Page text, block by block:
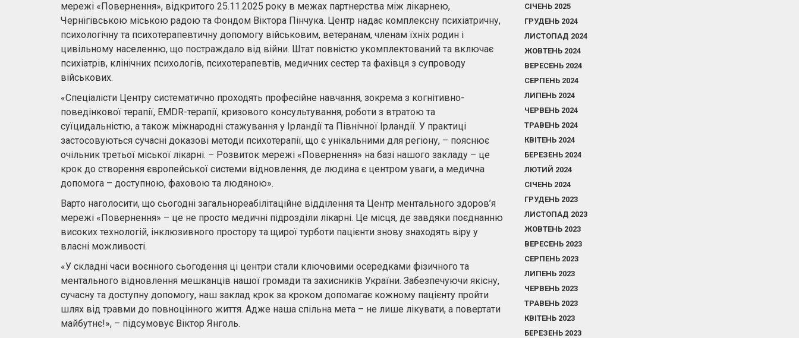
мережі «Повернення», відкритого 25.11.2025 року в межах партнерства між лікарнею,
Чернігівською міською радою та Фондом Віктора Пінчука. Центр надає комплексну психіатричну,
психологічну та психотерапевтичну допомогу військовим, ветеранам, членам їхніх родин і
цивільному населенню, що постраждало від війни. Штат повністю укомплектований та включає
психіатрів, клінічних психологів, психотерапевтів, медичних сестер та фахівця з супроводу
військових.
«Спеціалісти Центру систематично проходять професійне навчання, зокрема з когнітивно-
поведінкової терапії, EMDR-терапії, кризового консультування, роботи з втратою та
суїцидальністю, а також міжнародні стажування у Ірландії та Північної Ірландії. У практиці
застосовуються сучасні доказові методи психотерапії, що є унікальними для регіону, – пояснює
очільник третьої міської лікарні. – Розвиток мережі «Повернення» на базі нашого закладу – це
крок до створення європейської системи відновлення, де людина є центром уваги, а медична
допомога – доступною, фаховою та людяною».
Варто наголосити, що сьогодні загальнореабілітаційне відділення та Центр ментального здоров’я
мережі «Повернення» – це не просто медичні підрозділи лікарні. Це місця, де завдяки поєднанню
високих технологій, інклюзивного простору та щирої турботи пацієнти знову знаходять віру у
власні можливості.
«У складні часи воєнного сьогодення ці центри стали ключовими осередками фізичного та
ментального відновлення мешканців нашої громади та захисників України. Забезпечуючи якісну,
сучасну та доступну допомогу, наш заклад крок за кроком допомагає кожному пацієнту пройти
шлях від травми до повноцінного життя. Адже наша спільна мета – не лише лікувати, а повертати
майбутнє!», – підсумовує Віктор Янголь.
СІЧЕНЬ 2025
ГРУДЕНЬ 2024
ЛИСТОПАД 2024
ЖОВТЕНЬ 2024
ВЕРЕСЕНЬ 2024
СЕРПЕНЬ 2024
ЛИПЕНЬ 2024
ЧЕРВЕНЬ 2024
ТРАВЕНЬ 2024
КВІТЕНЬ 2024
БЕРЕЗЕНЬ 2024
ЛЮТИЙ 2024
СІЧЕНЬ 2024
ГРУДЕНЬ 2023
ЛИСТОПАД 2023
ЖОВТЕНЬ 2023
ВЕРЕСЕНЬ 2023
СЕРПЕНЬ 2023
ЛИПЕНЬ 2023
ЧЕРВЕНЬ 2023
ТРАВЕНЬ 2023
КВІТЕНЬ 2023
БЕРЕЗЕНЬ 2023